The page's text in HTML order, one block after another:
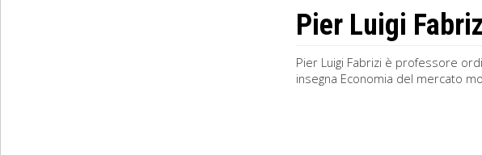
Pier Luigi
Pier Luigi Fabrizi è professore
insegna Economia del mercato